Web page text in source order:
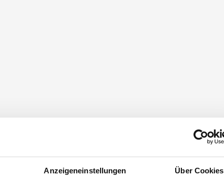
Anzeigeneinstellungen Über Cookies